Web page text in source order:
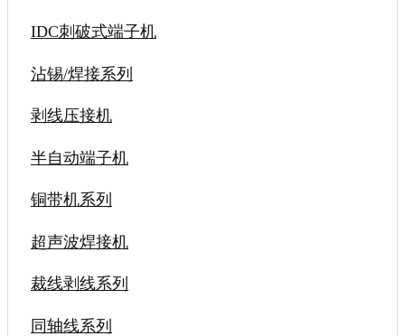
IDC刺破式端子机
沾锡/焊接系列
剥线压接机
半自动端子机
铜带机系列
超声波焊接机
裁线剥线系列
同轴线系列